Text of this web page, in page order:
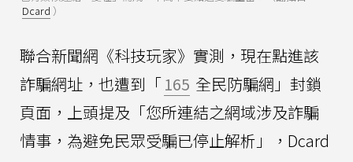
Dcard ）
聯合新聞網《科技玩家》實測，現在點進該
詐騙網址，也遭到「165 全民防騙網」封鎖
頁面，上頭提及「您所連結之網域涉及詐騙
情事，為避免民眾受騙已停止解析」，Dcard